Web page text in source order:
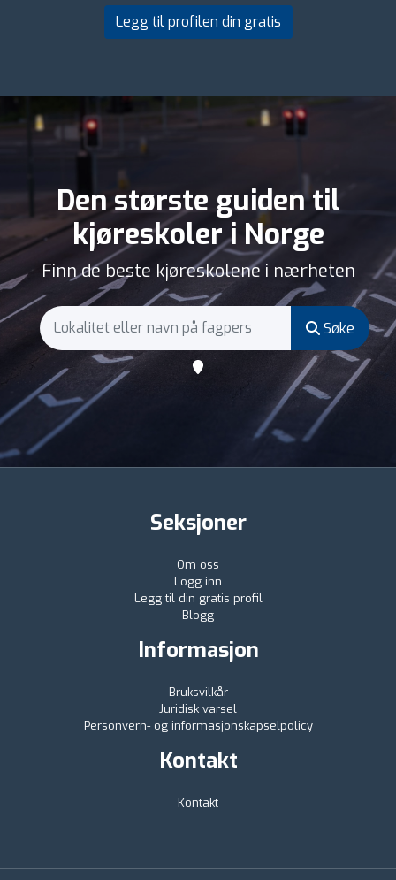
Legg til profilen din gratis
Den største guiden til
kjøreskoler i Norge
Finn de beste kjøreskolene i nærheten
Søke
Seksjoner
Om oss
Logg inn
Legg til din gratis profil
Blogg
Informasjon
Bruksvilkår
Juridisk varsel
Personvern- og informasjonskapselpolicy
Kontakt
Kontakt